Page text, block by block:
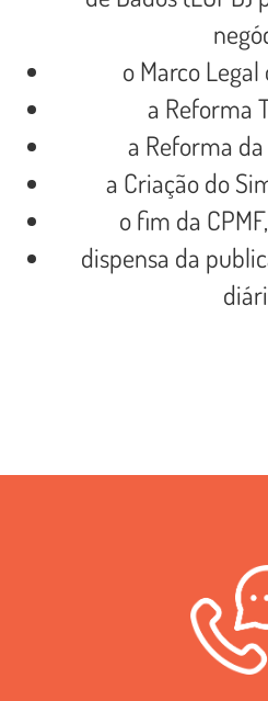
o Marco
a Reforma
a Reforma
a Criação do
o fim da
dispensa da